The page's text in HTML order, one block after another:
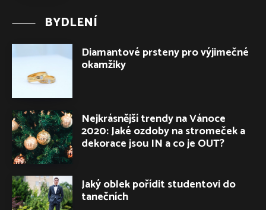
BYDLENÍ
Diamantové prsteny pro výjimečné
okamžiky
Nejkrásnější trendy na Vánoce
2020: Jaké ozdoby na stromeček a
dekorace jsou IN a co je OUT?
Jaký oblek pořídit studentovi do
tanečních